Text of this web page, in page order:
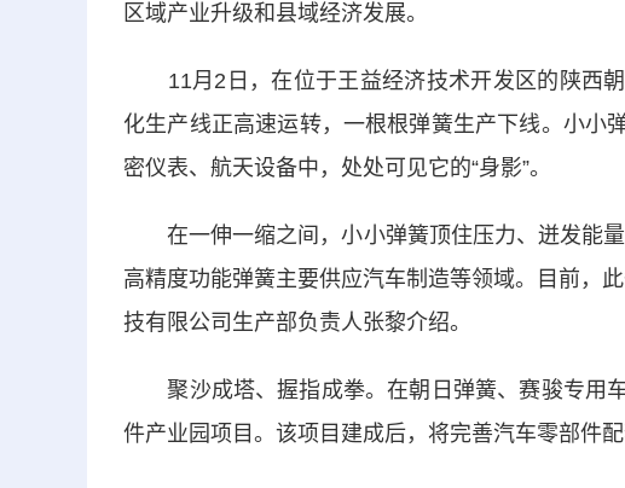
区域产业升级和县域经济发展。
11月2日，在位于王益经济技术开发区的陕西朝
化生产线正高速运转，一根根弹簧生产下线。小
密仪表、航天设备中，处处可见它的“身影”。
在一伸一缩之间，小小弹簧顶住压力、迸发能量
高精度功能弹簧主要供应汽车制造等领域。目前，
技有限公司生产部负责人张黎介绍。
聚沙成塔、握指成拳。在朝日弹簧、赛骏专用
件产业园项目。该项目建成后，将完善汽车零部件配